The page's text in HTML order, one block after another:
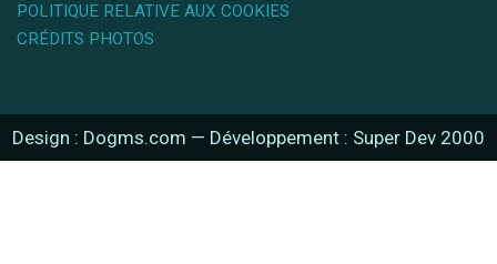
POLITIQUE RELATIVE AUX COOKIES
CRÉDITS PHOTOS
Design : Dogms.com — Développement : Super Dev 2000